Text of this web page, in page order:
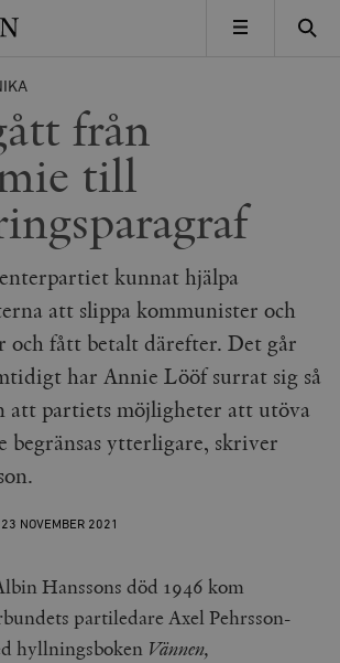
MENY
från
till
kunnat hjälpa
att slippa kommunister och
och fått betalt därefter. Det går
har Annie Lööf surrat sig så
att partiets möjligheter att utöva
begränsas ytterligare, skriver
23 NOVEMBER 2021
Hanssons död 1946 kom
partiledare Axel Pehrsson-
hyllningsboken Vännen,